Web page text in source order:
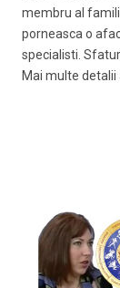
membru al
porneasca o
specialisti.
Mai multe detalii